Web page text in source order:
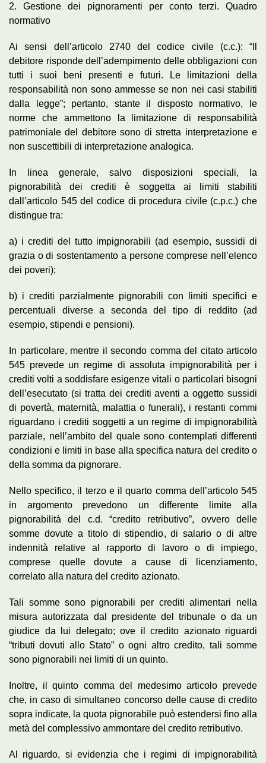
2. Gestione dei pignoramenti per conto terzi. Quadro
normativo
Ai sensi dell’articolo 2740 del codice civile (c.c.): “Il
debitore risponde dell’adempimento delle obbligazioni con
tutti i suoi beni presenti e futuri. Le limitazioni della
responsabilità non sono ammesse se non nei casi stabiliti
dalla legge”; pertanto, stante il disposto normativo, le
norme che ammettono la limitazione di responsabilità
patrimoniale del debitore sono di stretta interpretazione e
non suscettibili di interpretazione analogica.
In linea generale, salvo disposizioni speciali, la
pignorabilità dei crediti è soggetta ai limiti stabiliti
dall’articolo 545 del codice di procedura civile (c.p.c.) che
distingue tra:
a) i crediti del tutto impignorabili (ad esempio, sussidi di
grazia o di sostentamento a persone comprese nell’elenco
dei poveri);
b) i crediti parzialmente pignorabili con limiti specifici e
percentuali diverse a seconda del tipo di reddito (ad
esempio, stipendi e pensioni).
In particolare, mentre il secondo comma del citato articolo
545 prevede un regime di assoluta impignorabilità per i
crediti volti a soddisfare esigenze vitali o particolari bisogni
dell’esecutato (si tratta dei crediti aventi a oggetto sussidi
di povertà, maternità, malattia o funerali), i restanti commi
riguardano i crediti soggetti a un regime di impignorabilità
parziale, nell’ambito del quale sono contemplati differenti
condizioni e limiti in base alla specifica natura del credito o
della somma da pignorare.
Nello specifico, il terzo e il quarto comma dell’articolo 545
in argomento prevedono un differente limite alla
pignorabilità del c.d. “credito retributivo”, ovvero delle
somme dovute a titolo di stipendio, di salario o di altre
indennità relative al rapporto di lavoro o di impiego,
comprese quelle dovute a cause di licenziamento,
correlato alla natura del credito azionato.
Tali somme sono pignorabili per crediti alimentari nella
misura autorizzata dal presidente del tribunale o da un
giudice da lui delegato; ove il credito azionato riguardi
“tributi dovuti allo Stato” o ogni altro credito, tali somme
sono pignorabili nei limiti di un quinto.
Inoltre, il quinto comma del medesimo articolo prevede
che, in caso di simultaneo concorso delle cause di credito
sopra indicate, la quota pignorabile può estendersi fino alla
metà del complessivo ammontare del credito retributivo.
Al riguardo, si evidenzia che i regimi di impignorabilità